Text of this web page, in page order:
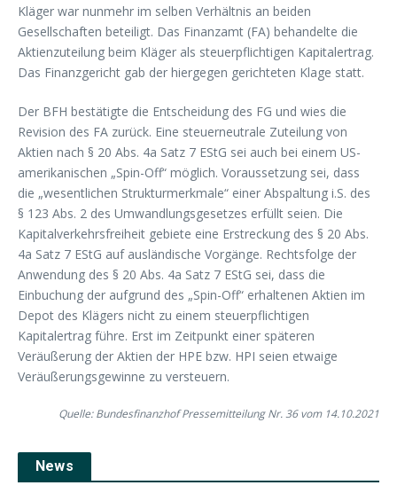
Kläger war nunmehr im selben Verhältnis an beiden
Gesellschaften beteiligt. Das Finanzamt (FA) behandelte die
Aktienzuteilung beim Kläger als steuerpflichtigen Kapitalertrag.
Das Finanzgericht gab der hiergegen gerichteten Klage statt.
Der BFH bestätigte die Entscheidung des FG und wies die
Revision des FA zurück. Eine steuerneutrale Zuteilung von
Aktien nach § 20 Abs. 4a Satz 7 EStG sei auch bei einem US-
amerikanischen „Spin-Off“ möglich. Voraussetzung sei, dass
die „wesentlichen Strukturmerkmale“ einer Abspaltung i.S. des
§ 123 Abs. 2 des Umwandlungsgesetzes erfüllt seien. Die
Kapitalverkehrsfreiheit gebiete eine Erstreckung des § 20 Abs.
4a Satz 7 EStG auf ausländische Vorgänge. Rechtsfolge der
Anwendung des § 20 Abs. 4a Satz 7 EStG sei, dass die
Einbuchung der aufgrund des „Spin-Off“ erhaltenen Aktien im
Depot des Klägers nicht zu einem steuerpflichtigen
Kapitalertrag führe. Erst im Zeitpunkt einer späteren
Veräußerung der Aktien der HPE bzw. HPI seien etwaige
Veräußerungsgewinne zu versteuern.
Quelle: Bundesfinanzhof Pressemitteilung Nr. 36 vom 14.10.2021
News